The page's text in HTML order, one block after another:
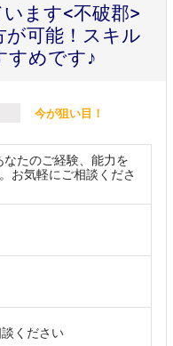
ます<不破郡>
可能！スキル
すめです♪
今が狙い目！
たのご経験、能力を
お気軽にご相談くださ
ください